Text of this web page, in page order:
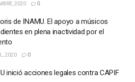
2020 0
de INAMU. El apoyo a músicos
en plena inactividad por el
2020 0
inició acciones legales contra CAPIF